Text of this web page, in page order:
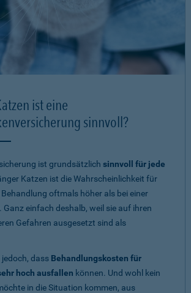
ist eine
sinnvoll?
ist grundsätzlich sinnvoll für jede
Katzen ist die Wahrscheinlichkeit für
oftmals höher als bei einer
einfach deshalb, weil sie auf ihren
Gefahren ausgesetzt sind als
dass Behandlungskosten für
hoch ausfallen können. Und wohl kein
in die Situation kommen, aus